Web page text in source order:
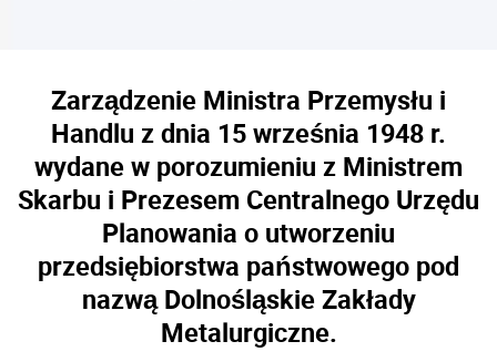
Zarządzenie Ministra Przemysłu i
Handlu z dnia 15 września 1948 r.
wydane w porozumieniu z Ministrem
Skarbu i Prezesem Centralnego Urzędu
Planowania o utworzeniu
przedsiębiorstwa państwowego pod
nazwą Dolnośląskie Zakłady
Metalurgiczne.